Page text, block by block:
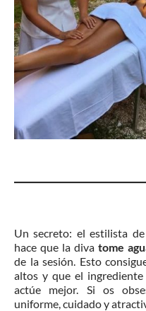
Un secreto: el estilista
hace que la diva tome
de la sesión. Esto
altos y que el ingrediente
actúe mejor. Si os
uniforme, cuidado y